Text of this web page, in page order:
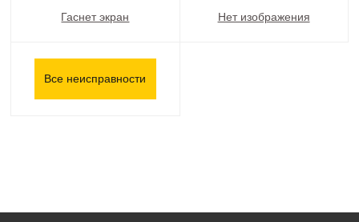
Гаснет экран Нет изображения
Все неисправности